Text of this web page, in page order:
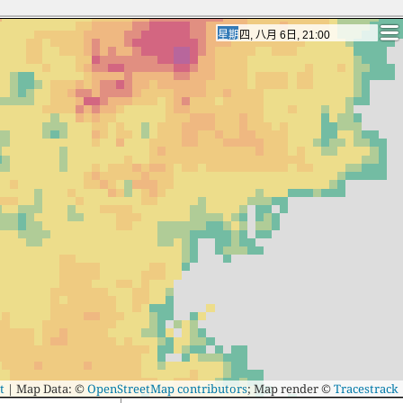
星期五, 八月 7日, 22:00
星期五, 八月 7日, 22:00
| Map Data: ©OpenStreetMap contributors; Map render ©Tracestrack